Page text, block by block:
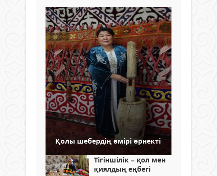
Қолы шебердің өмірі өрнекті
Тігіншілік – қол мен
қиялдың еңбегі